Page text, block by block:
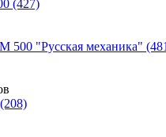
(427)
500 "Русская механика"